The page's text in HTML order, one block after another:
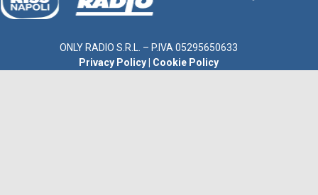
ONLY RADIO S.R.L. – P.IVA 05295650633
Privacy Policy
Cookie Policy